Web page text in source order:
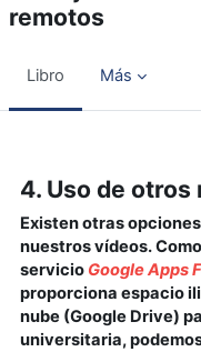
remotos
Libro Más
4. Uso de
Existen otras
nuestros vídeos.
servicio Google Apps
proporciona espacio
nube (Google Drive)
universitaria,